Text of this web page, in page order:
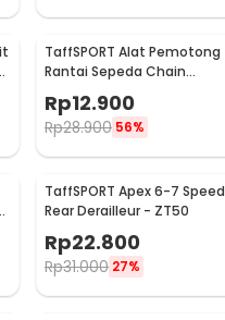
TaffSPORT Alat Pemotong
Rantai Sepeda Chain
Rp12.900
Rp28.900 56%
TaffSPORT Apex 6-7 Speed
Rear Derailleur - ZT50
Rp22.800
Rp31.000 27%